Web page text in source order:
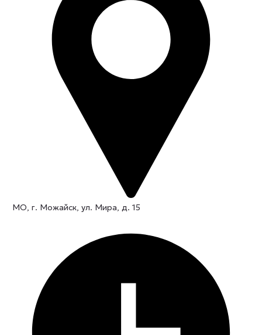
МО, г. Можайск, ул. Мира, д. 15